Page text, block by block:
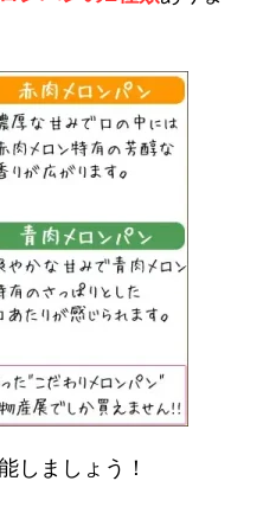
しましょう！